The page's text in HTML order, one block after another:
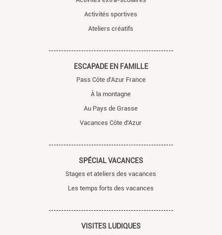
Activités sportives
Ateliers créatifs
ESCAPADE EN FAMILLE
Pass Côte d'Azur France
À la montagne
Au Pays de Grasse
Vacances Côte d'Azur
SPÉCIAL VACANCES
Stages et ateliers des vacances
Les temps forts des vacances
VISITES LUDIQUES